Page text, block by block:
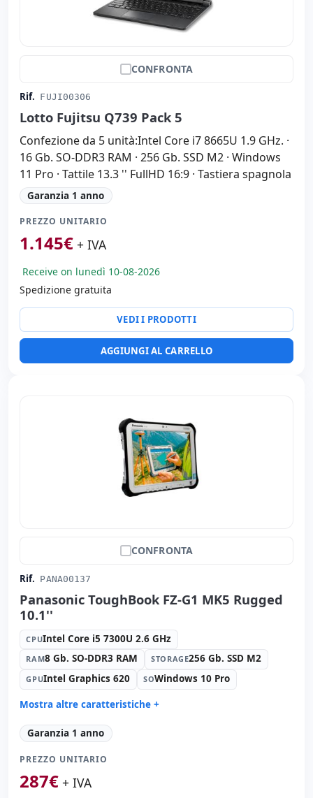
CONFRONTA
Rif. FUJI00306
Lotto Fujitsu Q739 Pack 5
Confezione da 5 unità:Intel Core i7 8665U 1.9 GHz. ·
16 Gb. SO-DDR3 RAM · 256 Gb. SSD M2 · Windows
11 Pro · Tattile 13.3 '' FullHD 16:9 · Tastiera spagnola
Garanzia 1 anno
PREZZO UNITARIO
1.145€ + IVA
Receive on lunedì 10-08-2026
Spedizione gratuita
VEDI I PRODOTTI
AGGIUNGI AL CARRELLO
CONFRONTA
Rif. PANA00137
Panasonic ToughBook FZ-G1 MK5 Rugged
10.1''
CPUIntel Core i5 7300U 2.6 GHz
RAM8 Gb. SO-DDR3 RAM STORAGE256 Gb. SSD M2
GPUIntel Graphics 620 SOWindows 10 Pro
Mostra altre caratteristiche +
Suono: Realtek Audio
Porte: USB 3.0
Tattile 10.1 '' FullHD 16:
Porte video:
Garanzia 1 anno
PREZZO UNITARIO
287€ + IVA